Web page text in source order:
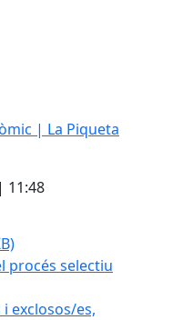
| La Piqueta
11:48
procés selectiu
exclosos/es,